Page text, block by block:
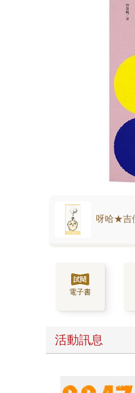
呀哈★吉
電子書
活動訊息